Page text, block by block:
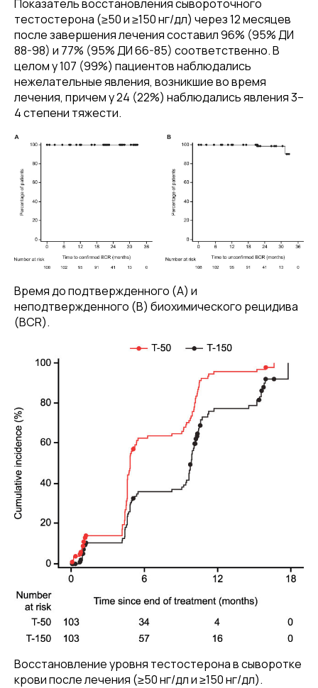
Показатель восстановления сывороточного
тестостерона (≥50 и ≥150 нг/дл) через 12 месяцев
после завершения лечения составил 96% (95% ДИ
88-98) и 77% (95% ДИ 66-85) соответственно. В
целом у 107 (99%) пациентов наблюдались
нежелательные явления, возникшие во время
лечения, причем у 24 (22%) наблюдались явления 3–
4 степени тяжести.
Время до подтвержденного (A) и
неподтвержденного (B) биохимического рецидива
(BCR).
Восстановление уровня тестостерона в сыворотке
крови после лечения (≥50 нг/дл и ≥150 нг/дл).